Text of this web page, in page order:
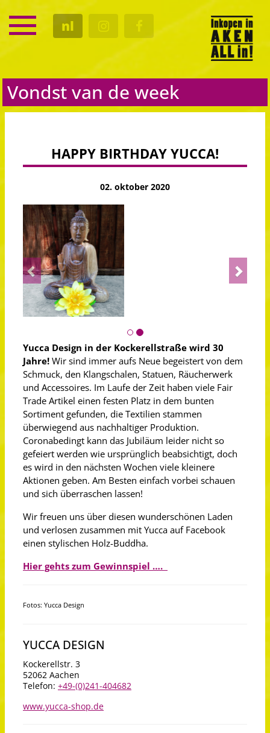
nl
SERVICE
KALENDER
Vondst van de week
HAPPY BIRTHDAY YUCCA!
02. oktober 2020
Previous Next
Yucca Design in der Kockerellstraße wird 30
Jahre! Wir sind immer aufs Neue begeistert von dem
Schmuck, den Klangschalen, Statuen, Räucherwerk
und Accessoires. Im Laufe der Zeit haben viele Fair
Trade Artikel einen festen Platz in dem bunten
Sortiment gefunden, die Textilien stammen
überwiegend aus nachhaltiger Produktion.
Coronabedingt kann das Jubiläum leider nicht so
gefeiert werden wie ursprünglich beabsichtigt, doch
es wird in den nächsten Wochen viele kleinere
Aktionen geben. Am Besten einfach vorbei schauen
und sich überraschen lassen!
Wir freuen uns über diesen wunderschönen Laden
und verlosen zusammen mit Yucca auf Facebook
einen stylischen Holz-Buddha.
Hier gehts zum Gewinnspiel ….
Fotos: Yucca Design
YUCCA DESIGN
Kockerellstr. 3
52062 Aachen
Telefon: +49-(0)241-404682
www.yucca-shop.de